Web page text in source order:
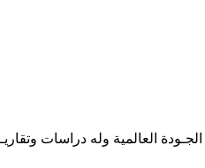
العالمية وله دراسات